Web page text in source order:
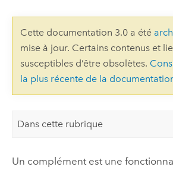
Cette documentation 3.0 a été
mise à jour. Certains contenus et
susceptibles d’être obsolètes.
la plus récente de la
Dans cette rubrique
Un complément est une